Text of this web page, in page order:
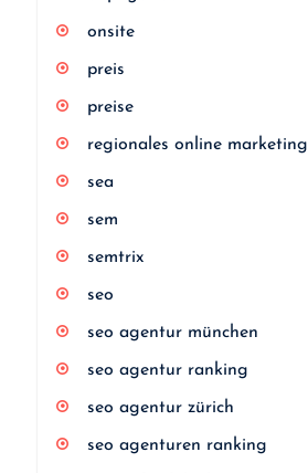
onsite
preis
preise
regionales online marketing
sea
sem
semtrix
seo
seo agentur münchen
seo agentur ranking
seo agentur zürich
seo agenturen ranking